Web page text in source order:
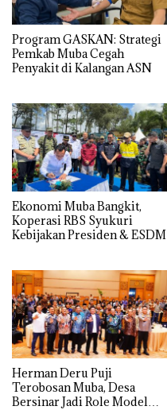
Program GASKAN: Strategi
Pemkab Muba Cegah
Penyakit di Kalangan ASN
Ekonomi Muba Bangkit,
Koperasi RBS Syukuri
Kebijakan Presiden & ESDM
Herman Deru Puji
Terobosan Muba, Desa
Bersinar Jadi Role Model